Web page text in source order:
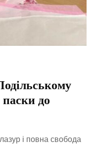
до
і повна свобода